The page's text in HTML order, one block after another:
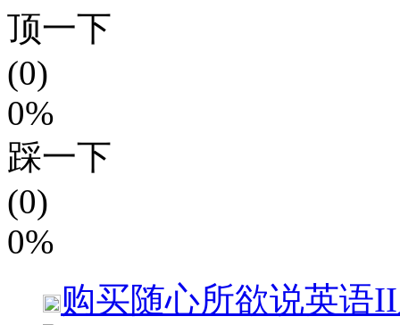
顶一下
(0)
0%
踩一下
(0)
0%
购买随心所欲说英语